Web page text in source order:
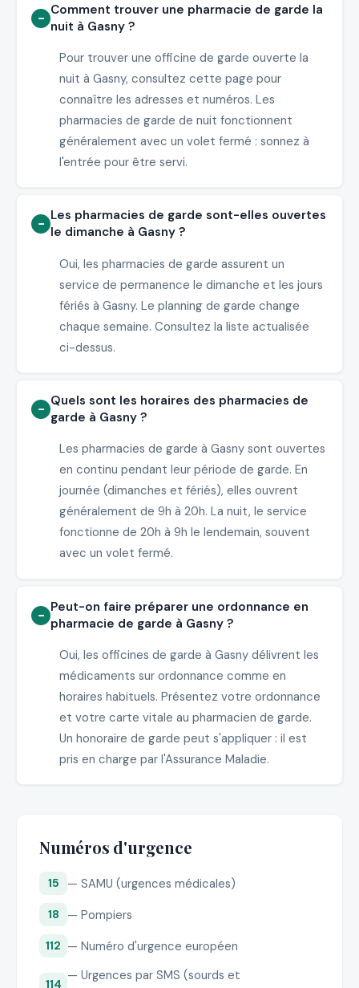
Comment trouver une pharmacie de garde la
nuit à Gasny ?
Pour trouver une officine de garde ouverte la
nuit à Gasny, consultez cette page pour
connaître les adresses et numéros. Les
pharmacies de garde de nuit fonctionnent
généralement avec un volet fermé : sonnez à
l'entrée pour être servi.
Les pharmacies de garde sont-elles ouvertes
le dimanche à Gasny ?
Oui, les pharmacies de garde assurent un
service de permanence le dimanche et les jours
fériés à Gasny. Le planning de garde change
chaque semaine. Consultez la liste actualisée
ci-dessus.
Quels sont les horaires des pharmacies de
garde à Gasny ?
Les pharmacies de garde à Gasny sont ouvertes
en continu pendant leur période de garde. En
journée (dimanches et fériés), elles ouvrent
généralement de 9h à 20h. La nuit, le service
fonctionne de 20h à 9h le lendemain, souvent
avec un volet fermé.
Peut-on faire préparer une ordonnance en
pharmacie de garde à Gasny ?
Oui, les officines de garde à Gasny délivrent les
médicaments sur ordonnance comme en
horaires habituels. Présentez votre ordonnance
et votre carte vitale au pharmacien de garde.
Un honoraire de garde peut s'appliquer : il est
pris en charge par l'Assurance Maladie.
Numéros d'urgence
15 — SAMU (urgences médicales)
18 — Pompiers
112 — Numéro d'urgence européen
114
— Urgences par SMS (sourds et